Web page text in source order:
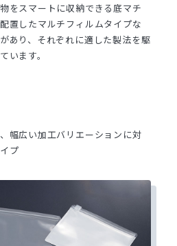
をスマートに収納できる底マチ
置したマルチフィルムタイプな
あり、それぞれに適した製法を駆
います。
幅広い加工バリエーションに対
プ